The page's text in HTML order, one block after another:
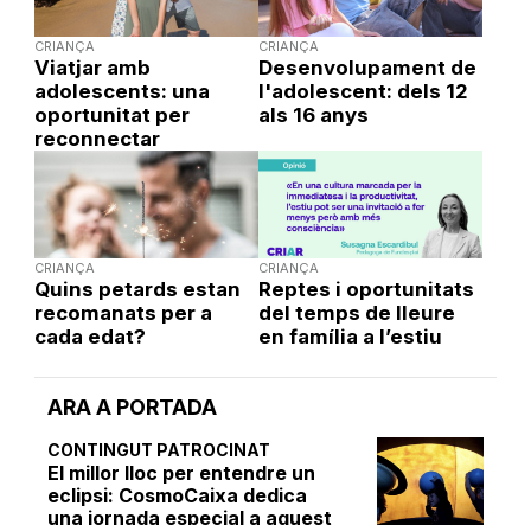
ARA A PORTADA
CONTINGUT PATROCINAT
El millor lloc per entendre un
eclipsi: CosmoCaixa dedica
una jornada especial a aquest
CRIANÇA
Viatjar amb
adolescents: una
oportunitat per
reconnectar
CRIANÇA
Desenvolupament de
l'adolescent: dels 12
als 16 anys
CRIANÇA
Quins petards estan
recomanats per a
cada edat?
CRIANÇA
Reptes i oportunitats
del temps de lleure
en família a l’estiu